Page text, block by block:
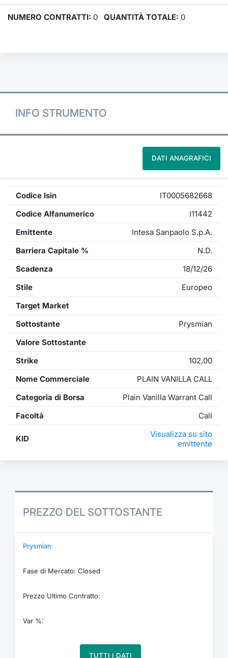
NUMERO CONTRATTI: 0 QUANTITÀ TOTALE: 0
INFO STRUMENTO
DATI ANAGRAFICI
Codice Isin
IT0005682668
Codice Alfanumerico
I11442
Emittente
Intesa Sanpaolo S.p.A.
Barriera Capitale %
N.D.
Scadenza
18/12/26
Stile
Europeo
Target Market
Sottostante
Prysmian
Valore Sottostante
Strike
102,00
Nome Commerciale
PLAIN VANILLA CALL
Categoria di Borsa
Plain Vanilla Warrant Call
Facoltà
Call
KID
Visualizza su sito
emittente
PREZZO DEL SOTTOSTANTE
Prysmian
Fase di Mercato: Closed
Prezzo Ultimo Contratto:
Var %:
TUTTI I DATI